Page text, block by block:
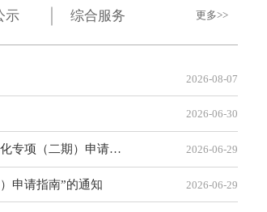
更多
示 综合服务
2026-08-07
2026-06-30
期）申请指南”的通知 2026-06-29
申请指南”的通知 2026-06-29